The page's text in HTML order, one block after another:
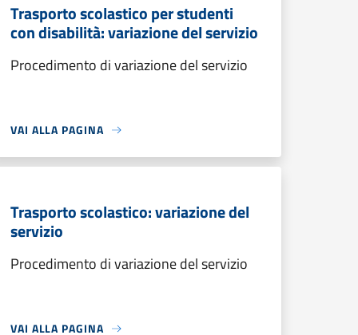
Trasporto scolastico per studenti
con disabilità: variazione del servizio
Procedimento di variazione del servizio
VAI ALLA PAGINA
Trasporto scolastico: variazione del
servizio
Procedimento di variazione del servizio
VAI ALLA PAGINA